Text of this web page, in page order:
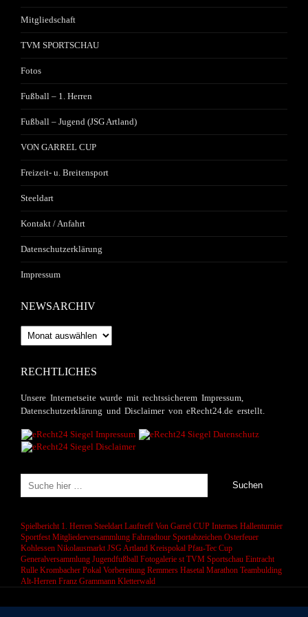
Mitgliedschaft
TVM SPORTSCHAU
Fotos
Fußball – 1. Herren
Fußball – Jugend (JSG Artland)
VON GARREL CUP
Freizeit- u. Breitensport
Steeldart
Kontakt / Anfahrt
Datenschutzerklärung
Impressum
NEWSARCHIV
Newsarchiv
RECHTLICHES
Unsere Internetseite wurde mit rechtssicherem Impressum,
Datenschutzerklärung und Disclaimer von eRecht24.de erstellt.
Spielbericht 1. Herren Steeldart Lauftreff Von Garrel CUP Internes Hallenturnier
Sportfest Mitgliederversammlung Fahrradtour Sportabzeichen Osterfeuer
Kohlessen Nikolausmarkt JSG Artland Kreispokal Pfau-Tec Cup
Generalversammlung Jugendfußball Fotogalerie st TVM Sportschau Eintracht
Rulle Krombacher Pokal Vorbereitung Remmers Hasetal Marathon Teambulding
Alt-Herren Franz Grammann Kletterwald